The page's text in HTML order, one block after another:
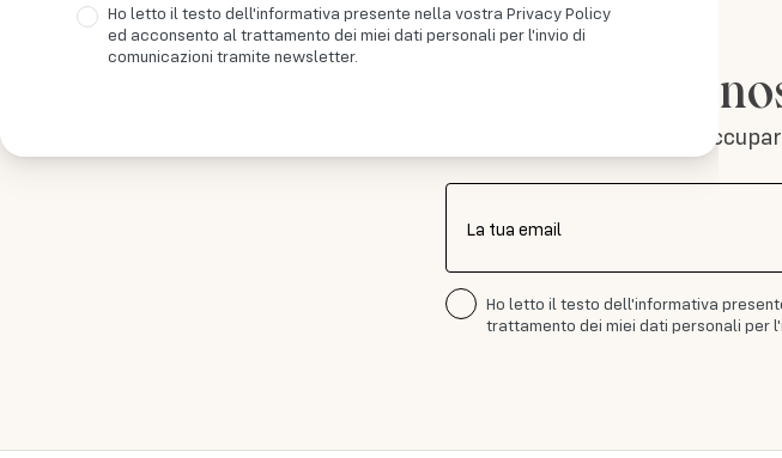
Iscriviti alla
Non ti
La tua email
Ho letto il testo dell'informativa
trattamento dei miei dati personali per
Ho letto il testo dell'informativa presente nella vostra Privacy Policy
ed acconsento al trattamento dei miei dati personali per l'invio di
comunicazioni tramite newsletter.